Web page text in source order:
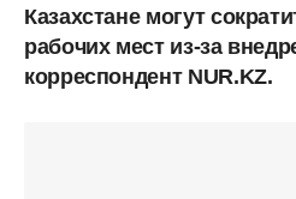
Казахстане могут
рабочих мест из-за
корреспондент NUR.KZ.